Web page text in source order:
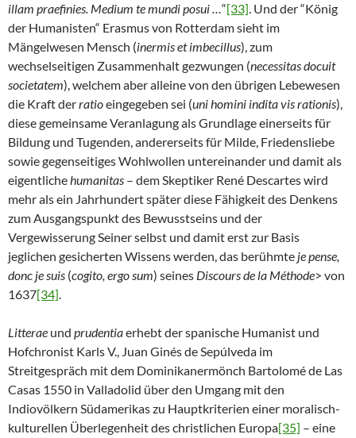
illam praefinies. Medium te mundi posui …“[33]. Und der “König
der Humanisten“ Erasmus von Rotterdam sieht im
Mängelwesen Mensch (inermis et imbecillus), zum
wechselseitigen Zusammenhalt gezwungen (necessitas docuit
societatem), welchem aber alleine von den übrigen Lebewesen
die Kraft derratioeingegeben sei (uni homini indita vis rationis),
diese gemeinsame Veranlagung als Grundlage einerseits für
Bildung und Tugenden, andererseits für Milde, Friedensliebe
sowie gegenseitiges Wohlwollen untereinander und damit als
eigentlichehumanitas – dem Skeptiker René Descartes wird
mehr als ein Jahrhundert später diese Fähigkeit des Denkens
zum Ausgangspunkt des Bewusstseins und der
Vergewisserung Seiner selbst und damit erst zur Basis
jeglichen gesicherten Wissens werden, das berühmte je pense,
donc je suis (cogito, ergo sum) seines Discours de la Méthode> von
1637[34].
Litterae und prudentiaerhebt der spanische Humanist und
Hofchronist Karls V., Juan Ginés de Sepúlveda im
Streitgespräch mit dem Dominikanermönch Bartolomé de Las
Casas 1550 in Valladolid über den Umgang mit den
Indiovölkern Südamerikas zu Hauptkriterien einer moralisch-
kulturellen Überlegenheit des christlichen Europa[35] – eine